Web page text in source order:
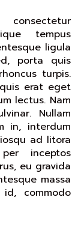
tempus
ligula
porta quis
turpis.
erat eget
lectus. Nam
Nullam
in, interdum
ad litora
inceptos
eu gravida
massa
commodo